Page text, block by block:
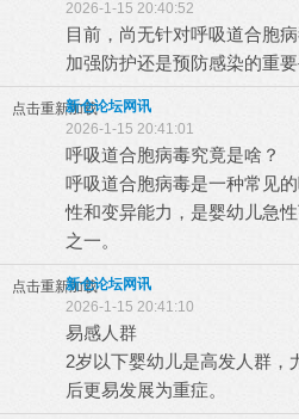
2026-1-15 20:40:52
目前，尚无针对呼吸道合胞
加强防护还是预防感染的重要
点击重新加载新仓论坛网讯
2026-1-15 20:41:01
呼吸道合胞病毒究竟是啥？
呼吸道合胞病毒是一种常见
性和变异能力，是婴幼儿急
之一。
点击重新加载新仓论坛网讯
2026-1-15 20:41:10
易感人群
2岁以下婴幼儿是高发人群，
后更易发展为重症。